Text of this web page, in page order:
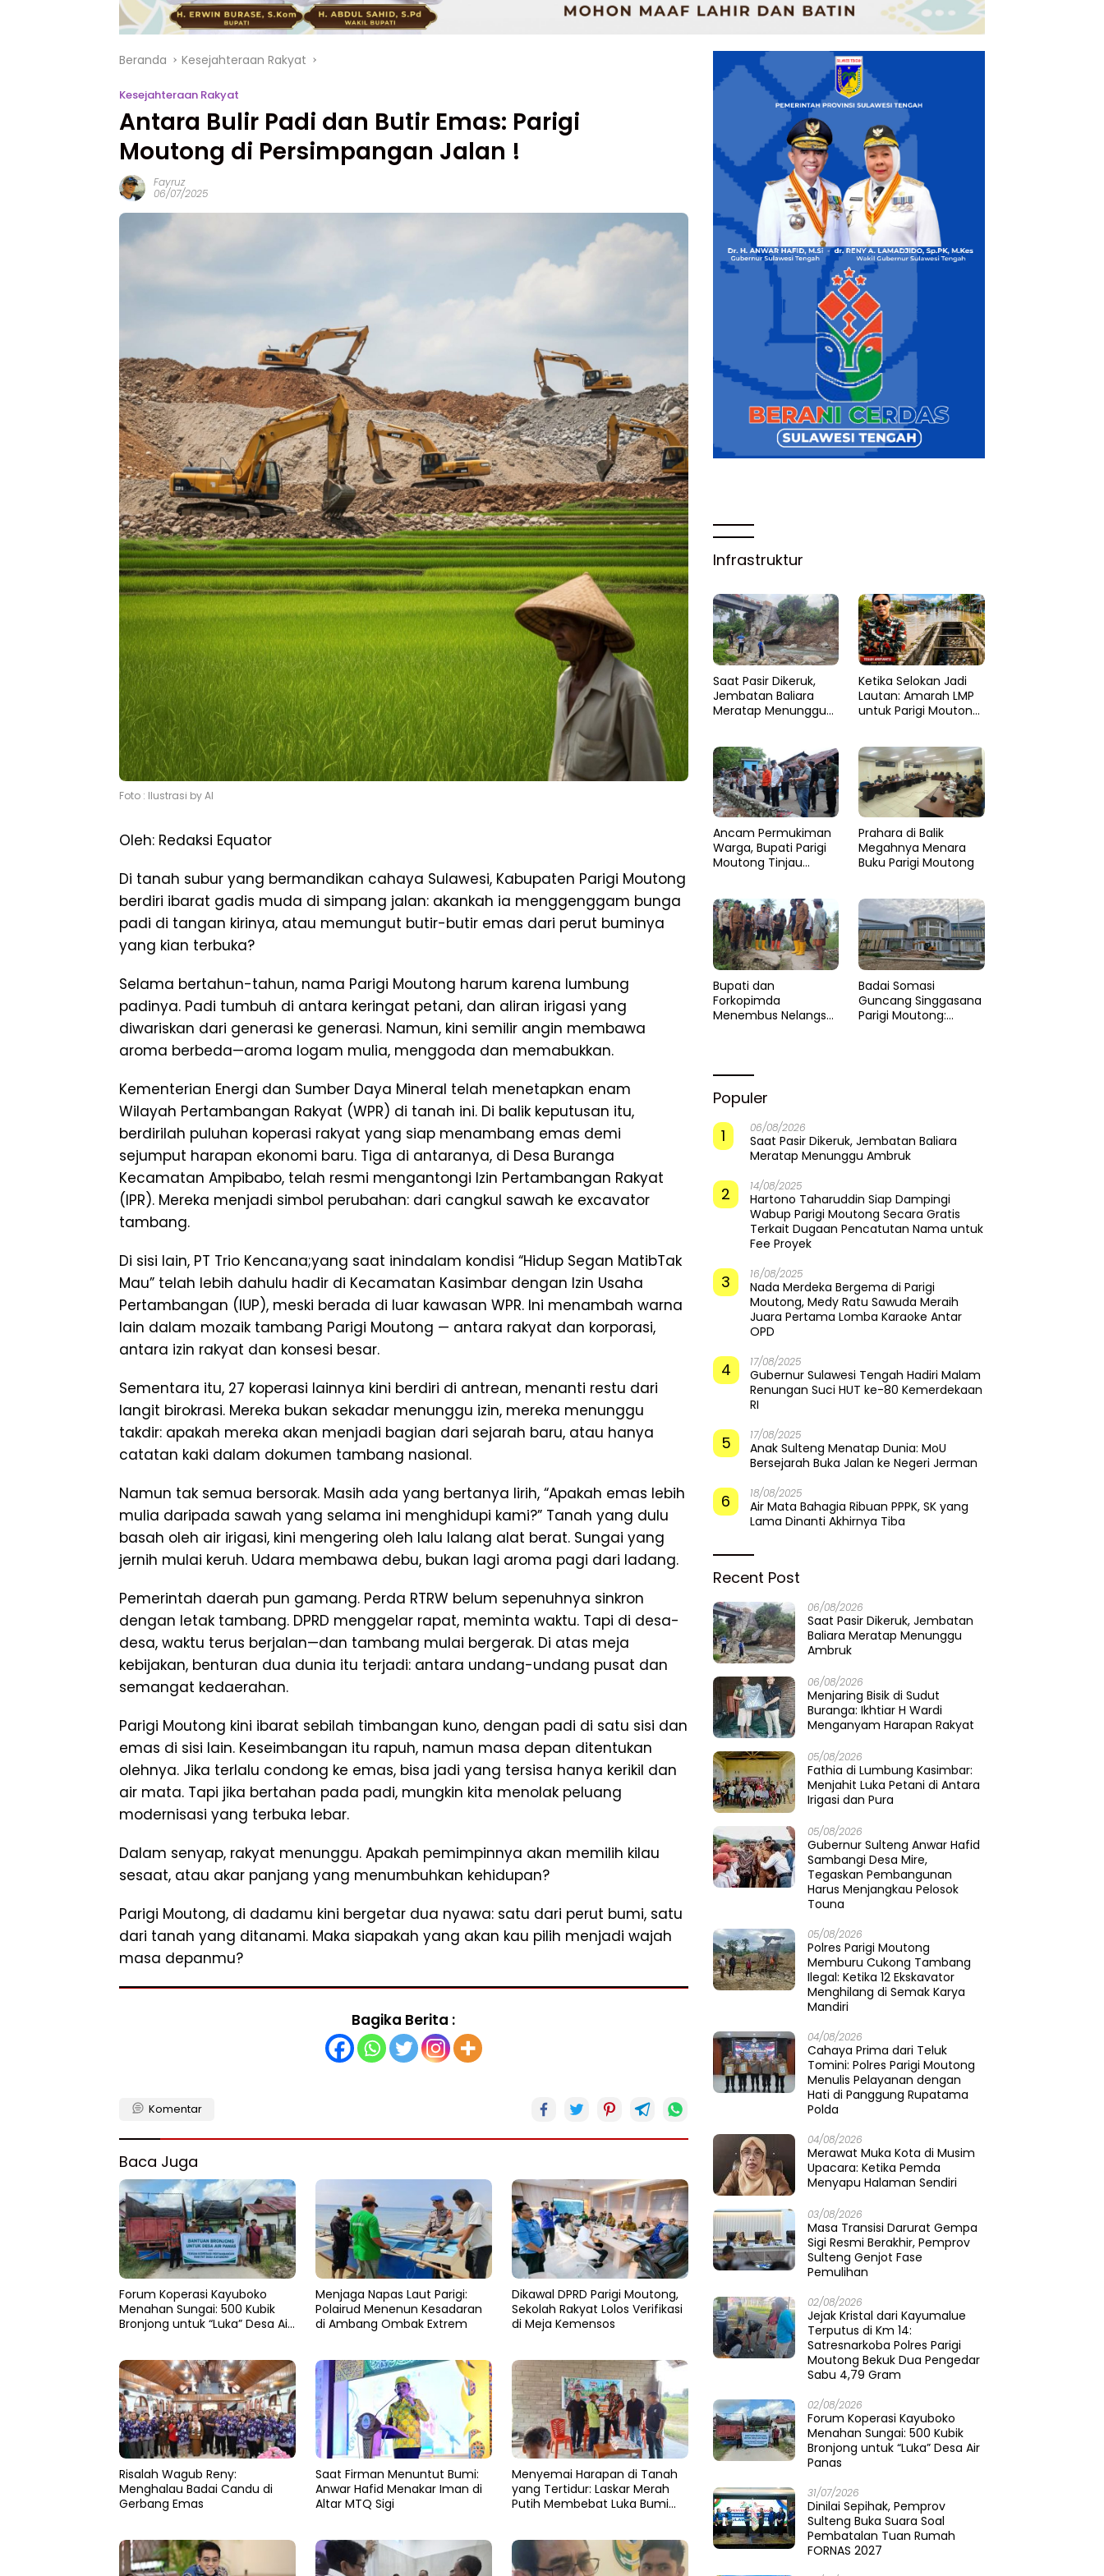
Beranda Kesejahteraan Rakyat
Kesejahteraan Rakyat
Antara Bulir Padi dan Butir Emas: Parigi
Moutong di Persimpangan Jalan !
Fayruz
06/07/2025
Foto : Ilustrasi by AI
Oleh: Redaksi Equator
Di tanah subur yang bermandikan cahaya Sulawesi, Kabupaten Parigi Moutong
berdiri ibarat gadis muda di simpang jalan: akankah ia menggenggam bunga
padi di tangan kirinya, atau memungut butir-butir emas dari perut buminya
yang kian terbuka?
Selama bertahun-tahun, nama Parigi Moutong harum karena lumbung
padinya. Padi tumbuh di antara keringat petani, dan aliran irigasi yang
diwariskan dari generasi ke generasi. Namun, kini semilir angin membawa
aroma berbeda—aroma logam mulia, menggoda dan memabukkan.
Kementerian Energi dan Sumber Daya Mineral telah menetapkan enam
Wilayah Pertambangan Rakyat (WPR) di tanah ini. Di balik keputusan itu,
berdirilah puluhan koperasi rakyat yang siap menambang emas demi
sejumput harapan ekonomi baru. Tiga di antaranya, di Desa Buranga
Kecamatan Ampibabo, telah resmi mengantongi Izin Pertambangan Rakyat
(IPR). Mereka menjadi simbol perubahan: dari cangkul sawah ke excavator
tambang.
Di sisi lain, PT Trio Kencana;yang saat inindalam kondisi “Hidup Segan MatibTak
Mau” telah lebih dahulu hadir di Kecamatan Kasimbar dengan Izin Usaha
Pertambangan (IUP), meski berada di luar kawasan WPR. Ini menambah warna
lain dalam mozaik tambang Parigi Moutong — antara rakyat dan korporasi,
antara izin rakyat dan konsesi besar.
Sementara itu, 27 koperasi lainnya kini berdiri di antrean, menanti restu dari
langit birokrasi. Mereka bukan sekadar menunggu izin, mereka menunggu
takdir: apakah mereka akan menjadi bagian dari sejarah baru, atau hanya
catatan kaki dalam dokumen tambang nasional.
Namun tak semua bersorak. Masih ada yang bertanya lirih, “Apakah emas lebih
mulia daripada sawah yang selama ini menghidupi kami?” Tanah yang dulu
basah oleh air irigasi, kini mengering oleh lalu lalang alat berat. Sungai yang
jernih mulai keruh. Udara membawa debu, bukan lagi aroma pagi dari ladang.
Pemerintah daerah pun gamang. Perda RTRW belum sepenuhnya sinkron
dengan letak tambang. DPRD menggelar rapat, meminta waktu. Tapi di desa-
desa, waktu terus berjalan—dan tambang mulai bergerak. Di atas meja
kebijakan, benturan dua dunia itu terjadi: antara undang-undang pusat dan
semangat kedaerahan.
Parigi Moutong kini ibarat sebilah timbangan kuno, dengan padi di satu sisi dan
emas di sisi lain. Keseimbangan itu rapuh, namun masa depan ditentukan
olehnya. Jika terlalu condong ke emas, bisa jadi yang tersisa hanya kerikil dan
air mata. Tapi jika bertahan pada padi, mungkin kita menolak peluang
modernisasi yang terbuka lebar.
Dalam senyap, rakyat menunggu. Apakah pemimpinnya akan memilih kilau
sesaat, atau akar panjang yang menumbuhkan kehidupan?
Parigi Moutong, di dadamu kini bergetar dua nyawa: satu dari perut bumi, satu
dari tanah yang ditanami. Maka siapakah yang akan kau pilih menjadi wajah
masa depanmu?
Bagika Berita :
Komentar
Baca Juga
Forum Koperasi Kayuboko
Menahan Sungai: 500 Kubik
Bronjong untuk “Luka” Desa Air
​Menjaga Napas Laut Parigi:
Polairud Menenun Kesadaran
di Ambang Ombak Extrem
Dikawal DPRD Parigi Moutong,
Sekolah Rakyat Lolos Verifikasi
di Meja Kemensos
Risalah Wagub Reny:
Menghalau Badai Candu di
Gerbang Emas
Saat Firman Menuntut Bumi:
Anwar Hafid Menakar Iman di
Altar MTQ Sigi
Menyemai Harapan di Tanah
yang Tertidur: Laskar Merah
Putih Membebat Luka Bumi
Infrastruktur
Saat Pasir Dikeruk,
Jembatan Baliara
Meratap Menunggu
Ketika Selokan Jadi
Lautan: Amarah LMP
untuk Parigi Moutong
Ancam Permukiman
Warga, Bupati Parigi
Moutong Tinjau
Penanganan Cepat
Prahara di Balik
Megahnya Menara
Buku Parigi Moutong
​Bupati dan
Forkopimda
Menembus Nelangsa
Sinergi
Badai Somasi
Guncang Singgasana
Parigi Moutong:
Populer
1
06/08/2026
Saat Pasir Dikeruk, Jembatan Baliara
Meratap Menunggu Ambruk
2 14/08/2025
Hartono Taharuddin Siap Dampingi
Wabup Parigi Moutong Secara Gratis
Terkait Dugaan Pencatutan Nama untuk
Fee Proyek
3 16/08/2025
Nada Merdeka Bergema di Parigi
Moutong, Medy Ratu Sawuda Meraih
Juara Pertama Lomba Karaoke Antar
OPD
4 17/08/2025
Gubernur Sulawesi Tengah Hadiri Malam
Renungan Suci HUT ke-80 Kemerdekaan
RI
5 17/08/2025
Anak Sulteng Menatap Dunia: MoU
Bersejarah Buka Jalan ke Negeri Jerman
6 18/08/2025
Air Mata Bahagia Ribuan PPPK, SK yang
Lama Dinanti Akhirnya Tiba
Recent Post
06/08/2026
Saat Pasir Dikeruk, Jembatan
Baliara Meratap Menunggu
Ambruk
06/08/2026
Menjaring Bisik di Sudut
Buranga: Ikhtiar H Wardi
Menganyam Harapan Rakyat
05/08/2026
Fathia di Lumbung Kasimbar:
Menjahit Luka Petani di Antara
Irigasi dan Pura
05/08/2026
Gubernur Sulteng Anwar Hafid
Sambangi Desa Mire,
Tegaskan Pembangunan
Harus Menjangkau Pelosok
Touna
05/08/2026
Polres Parigi Moutong
Memburu Cukong Tambang
Ilegal: Ketika 12 Ekskavator
Menghilang di Semak Karya
Mandiri
04/08/2026
Cahaya Prima dari Teluk
Tomini: Polres Parigi Moutong
Menulis Pelayanan dengan
Hati di Panggung Rupatama
Polda
04/08/2026
Merawat Muka Kota di Musim
Upacara: Ketika Pemda
Menyapu Halaman Sendiri
03/08/2026
Masa Transisi Darurat Gempa
Sigi Resmi Berakhir, Pemprov
Sulteng Genjot Fase
Pemulihan
02/08/2026
Jejak Kristal dari Kayumalue
Terputus di Km 14:
Satresnarkoba Polres Parigi
Moutong Bekuk Dua Pengedar
Sabu 4,79 Gram
02/08/2026
Forum Koperasi Kayuboko
Menahan Sungai: 500 Kubik
Bronjong untuk “Luka” Desa Air
Panas
31/07/2026
Dinilai Sepihak, Pemprov
Sulteng Buka Suara Soal
Pembatalan Tuan Rumah
FORNAS 2027